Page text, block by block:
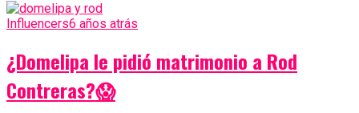
Influencers6 años atrás
¿Domelipa le pidió matrimonio a Rod
Contreras?😱